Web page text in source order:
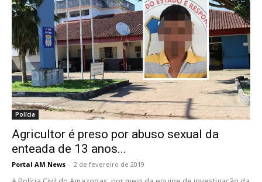
Polícia
Agricultor é preso por abuso sexual da
enteada de 13 anos...
Portal AM News - 2 de fevereiro de 2019